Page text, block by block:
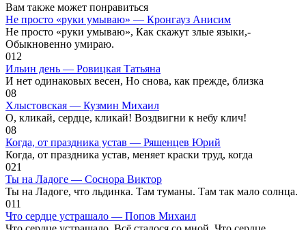
Вам также может понравиться
Не просто «руки умываю» — Кронгауз Анисим
Не просто «руки умываю», Как скажут злые языки,-
Обыкновенно умираю.
012
Ильин день — Ровицкая Татьяна
И нет одинаковых весен, Но снова, как прежде, близка
08
Хлыстовская — Кузмин Михаил
О, кликай, сердце, кликай! Воздвигни к небу клич!
08
Когда, от праздника устав — Ряшенцев Юрий
Когда, от праздника устав, меняет краски труд, когда
021
Ты на Ладоге — Соснора Виктор
Ты на Ладоге, что льдинка. Там туманы. Там так мало солнца.
011
Что сердце устрашало — Попов Михаил